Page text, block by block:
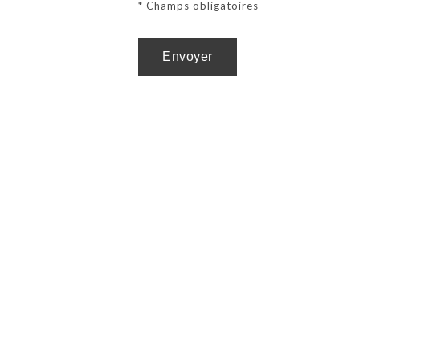
* Champs obligatoires